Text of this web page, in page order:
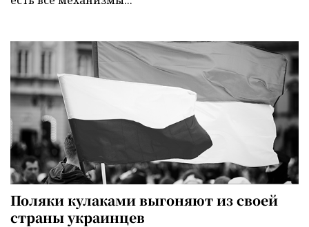
Поляки кулаками выгоняют из своей
страны украинцев